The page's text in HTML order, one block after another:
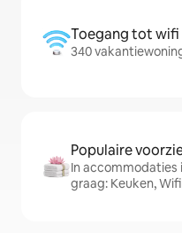
Toegang tot wifi
340
Populaire
In accommodaties
graag: Keuken,